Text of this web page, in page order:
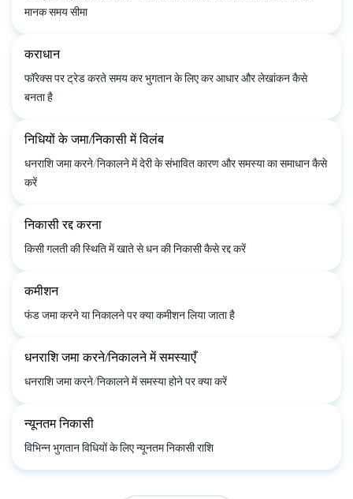
मानक समय सीमा
कराधान
फॉरेक्स पर ट्रेड करते समय कर भुगतान के लिए कर आधार और लेखांकन कैसे
बनता है
निधियों के जमा/निकासी में विलंब
धनराशि जमा करने/निकालने में देरी के संभावित कारण और समस्या का समाधान कैसे
करें
निकासी रद्द करना
किसी गलती की स्थिति में खाते से धन की निकासी कैसे रद्द करें
कमीशन
फंड जमा करने या निकालने पर क्या कमीशन लिया जाता है
धनराशि जमा करने/निकालने में समस्याएँ
धनराशि जमा करने/निकालने में समस्या होने पर क्या करें
न्यूनतम निकासी
विभिन्न भुगतान विधियों के लिए न्यूनतम निकासी राशि